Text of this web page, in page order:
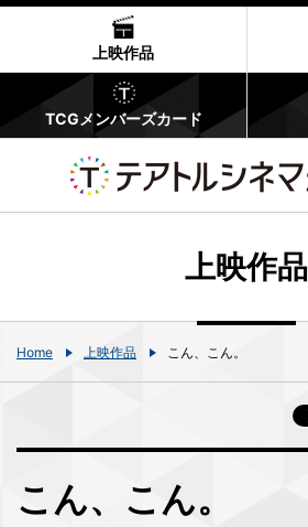
上映作品
TCGメンバーズカード
上映作品
Home 上映作品 こん、こん。
こん、こん。